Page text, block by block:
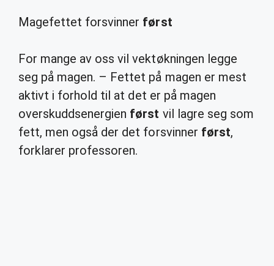
Magefettet forsvinner først
For mange av oss vil vektøkningen legge
seg på magen. – Fettet på magen er mest
aktivt i forhold til at det er på magen
overskuddsenergien først vil lagre seg som
fett, men også der det forsvinner først,
forklarer professoren.